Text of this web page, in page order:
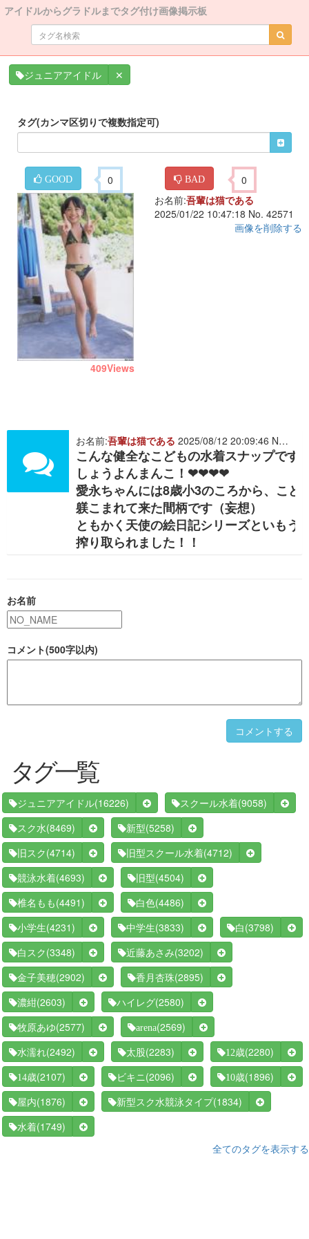
アイドルからグラドルまでタグ付け画像掲示板
ジュニアアイドル ✕
タグ(カンマ区切りで複数指定可)
GOOD 0 BAD 0
409Views
お名前:吾輩は猫である
2025/01/22 10:47:18 No. 42571
画像を削除する
お名前:吾輩は猫である 2025/08/12 20:09:46 NO. 512743
こんな健全なこどもの水着スナップです
しょうよんまんこ！❤❤❤❤
愛永ちゃんには8歳小3のころから、こど
躾こまれて来た間柄です（妄想）
ともかく天使の絵日記シリーズといもう
搾り取られました！！
お名前
コメント(500字以内)
コメントする
タグ一覧
ジュニアアイドル(16226) スクール水着(9058)
スク水(8469) 新型(5258)
旧スク (4714) 旧型スクール水着(4712)
競泳水着(4693) 旧型(4504)
椎名もも (4491) 白色(4486)
小学生(4231) 中学生(3833) 白 (3798)
白スク (3348) 近藤あさみ(3202)
金子美穂(2902) 香月杏珠(2895)
濃紺(2603) ハイレグ(2580)
牧原あゆ(2577) arena(2569)
水濡れ(2492) 太股(2283) 12歳(2280)
14歳(2107) ビキニ (2096) 10歳(1896)
屋内(1876) 新型スク水競泳タイプ(1834)
水着(1749)
全てのタグを表示する